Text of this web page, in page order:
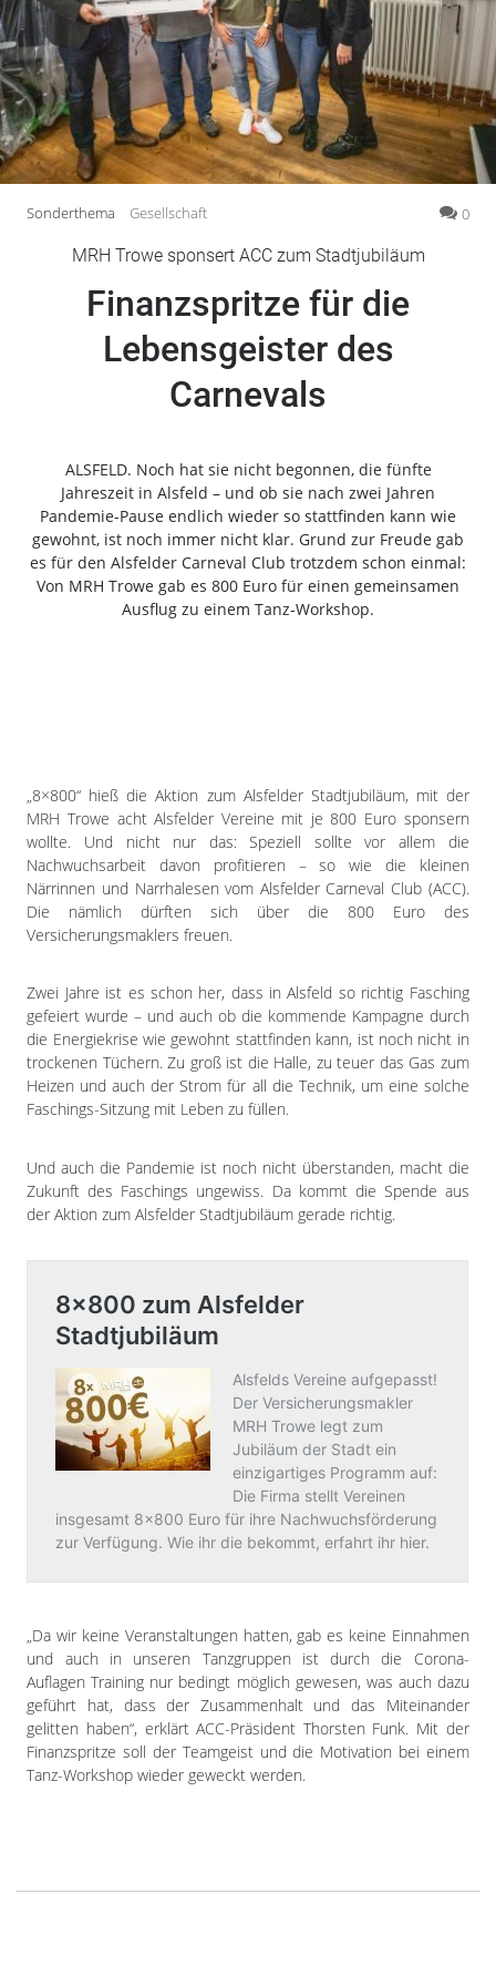
Gesundheit
Kultur
Lifestyle
Wirtschaft
Vogelsberg
Alsfeld
Romrod
Homberg
Ohm
Antrifttal
Feldatal
Freiensteinau
Gemünden
Grebenau
Grebenhain
Ulrichstein
Wartenberg
Schwalm
Fulda
Gießen
Impressum
Datenschutzerklärung
Sonderthema Gesellschaft 0
MRH Trowe sponsert ACC zum Stadtjubiläum
Finanzspritze für die
Lebensgeister des
Carnevals
ALSFELD. Noch hat sie nicht begonnen, die fünfte
Jahreszeit in Alsfeld – und ob sie nach zwei Jahren
Pandemie-Pause endlich wieder so stattfinden kann wie
gewohnt, ist noch immer nicht klar. Grund zur Freude gab
es für den Alsfelder Carneval Club trotzdem schon einmal:
Von MRH Trowe gab es 800 Euro für einen gemeinsamen
Ausflug zu einem Tanz-Workshop.
„8×800“ hieß die Aktion zum Alsfelder Stadtjubiläum, mit der
MRH Trowe acht Alsfelder Vereine mit je 800 Euro sponsern
wollte. Und nicht nur das: Speziell sollte vor allem die
Nachwuchsarbeit davon profitieren – so wie die kleinen
Närrinnen und Narrhalesen vom Alsfelder Carneval Club (ACC).
Die nämlich dürften sich über die 800 Euro des
Versicherungsmaklers freuen.
Zwei Jahre ist es schon her, dass in Alsfeld so richtig Fasching
gefeiert wurde – und auch ob die kommende Kampagne durch
die Energiekrise wie gewohnt stattfinden kann, ist noch nicht in
trockenen Tüchern. Zu groß ist die Halle, zu teuer das Gas zum
Heizen und auch der Strom für all die Technik, um eine solche
Faschings-Sitzung mit Leben zu füllen.
Und auch die Pandemie ist noch nicht überstanden, macht die
Zukunft des Faschings ungewiss. Da kommt die Spende aus
der Aktion zum Alsfelder Stadtjubiläum gerade richtig.
„Da wir keine Veranstaltungen hatten, gab es keine Einnahmen
und auch in unseren Tanzgruppen ist durch die Corona-
Auflagen Training nur bedingt möglich gewesen, was auch dazu
geführt hat, dass der Zusammenhalt und das Miteinander
gelitten haben“, erklärt ACC-Präsident Thorsten Funk. Mit der
Finanzspritze soll der Teamgeist und die Motivation bei einem
Tanz-Workshop wieder geweckt werden.